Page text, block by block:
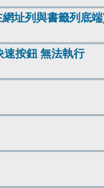
址列與書籤列底
按鈕 無法執行